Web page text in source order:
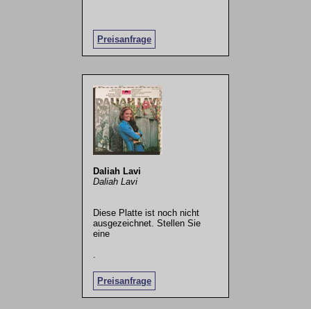
Preisanfrage
Daliah Lavi
Daliah Lavi
Diese Platte ist noch nicht
ausgezeichnet. Stellen Sie
eine
Preisanfrage